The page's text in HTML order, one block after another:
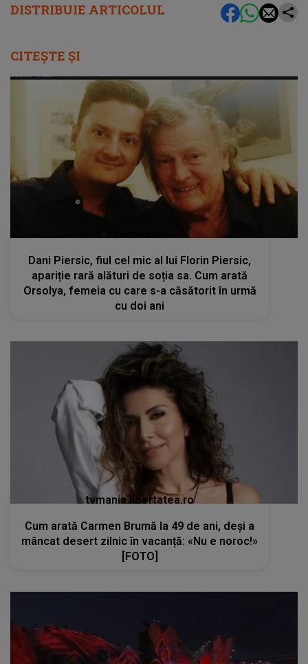
DISTRIBUIE ARTICOLUL
CITEȘTE ȘI
Dani Piersic, fiul cel mic al lui Florin Piersic,
apariție rară alături de soția sa. Cum arată
Orsolya, femeia cu care s-a căsătorit în urmă
cu doi ani
tvmania.libertatea.ro
Cum arată Carmen Brumă la 49 de ani, deși a
mâncat desert zilnic în vacanță: «Nu e noroc!»
[FOTO]